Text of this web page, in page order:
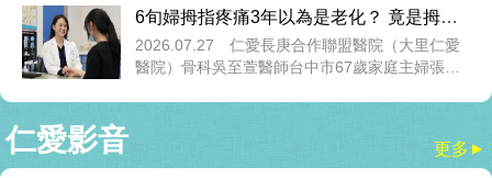
以為靜待一些時日即會恢復，殊不知這一躺就是
兩週。原本是夫婦同住一起扶持，在外工作的女
兒回家探訪後發覺不對勁，便立即送往仁愛長庚
合作聯盟醫院（大里仁愛醫院）的急診就醫，經
由急診科醫師初
6旬婦拇指疼痛3年以為是老化？ 竟是拇指
腕掌關節炎
2026.07.27
醫院）骨科吳至萱醫師台中市67歲家庭主婦張女
只是年紀大手部退化，直到疼痛加劇才就醫，經
仁愛影音 更多 ▲